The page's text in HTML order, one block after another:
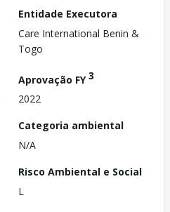
Entidade Executora
Care International Benin &
Togo
Aprovação FY3
2022
Categoria ambiental
N/A
Risco Ambiental e Social
L